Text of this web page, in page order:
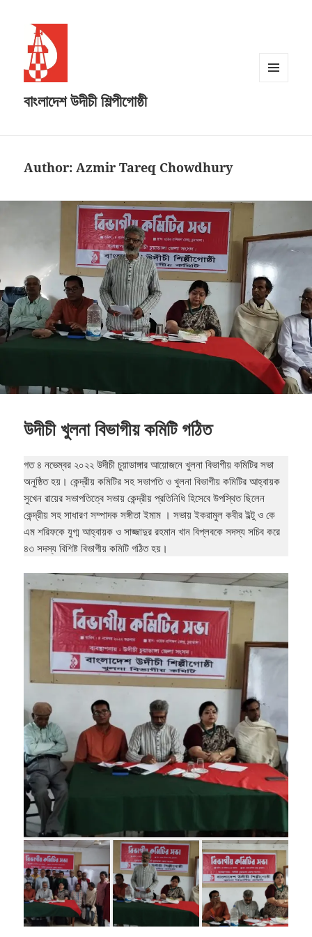
বাংলাদেশ উদীচী শিল্পীগোষ্ঠী
Author:Azmir Tareq Chowdhury
উদীচী খুলনা বিভাগীয় কমিটি গঠিত
গত ৪ নভেম্বর ২০২২ উদীচী চুয়াডাঙ্গার আয়োজনে খুলনা বিভাগীয় কমিটির সভা
অনুষ্ঠিত হয়। কেন্দ্রীয় কমিটির সহ সভাপতি ও খুলনা বিভাগীয় কমিটির আহ্বায়ক
সুখেন রায়ের সভাপতিত্বে সভায় কেন্দ্রীয় প্রতিনিধি হিসেবে উপস্থিত ছিলেন
কেন্দ্রীয় সহ সাধারণ সম্পাদক সঙ্গীতা ইমাম । সভায় ইকরামুল কবীর ইল্টু ও কে
এম শরিফকে যুগ্ম আহ্বায়ক ও সাজ্জাদুর রহমান খান বিপ্লবকে সদস্য সচিব করে
৪৩ সদস্য বিশিষ্ট বিভাগীয় কমিটি গঠিত হয়।